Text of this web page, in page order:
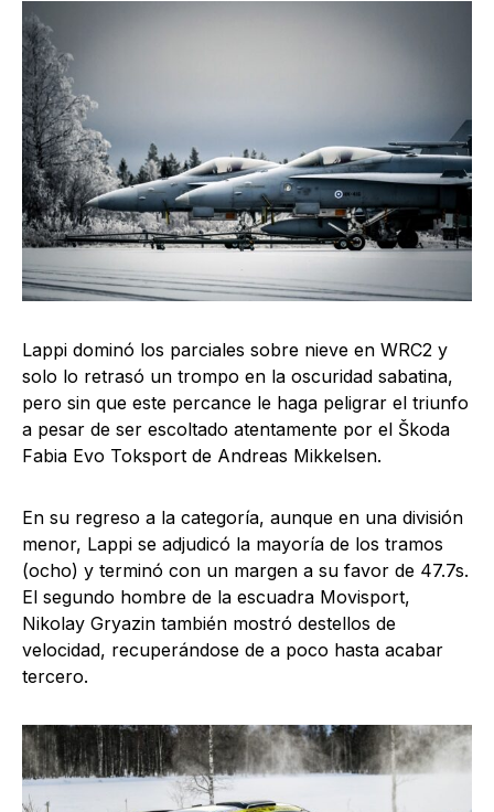
Lappi dominó los parciales sobre nieve en WRC2 y
solo lo retrasó un trompo en la oscuridad sabatina,
pero sin que este percance le haga peligrar el triunfo
a pesar de ser escoltado atentamente por el Škoda
Fabia Evo Toksport de Andreas Mikkelsen.
En su regreso a la categoría, aunque en una división
menor, Lappi se adjudicó la mayoría de los tramos
(ocho) y terminó con un margen a su favor de 47.7s.
El segundo hombre de la escuadra Movisport,
Nikolay Gryazin también mostró destellos de
velocidad, recuperándose de a poco hasta acabar
tercero.